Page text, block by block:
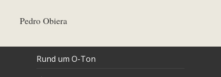
Pedro Obiera
Rund um O-Ton